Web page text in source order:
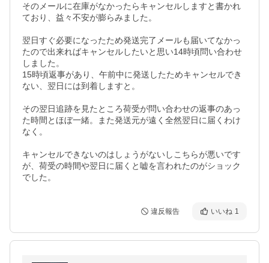
そのメールに在庫がなかったらキャンセルしますと書かれ
ており、益々不安が膨らみました。
翌日すぐ必要になったため発送完了メールも届いてなかっ
たので出来ればキャンセルしたいと思い14時頃問い合わせ
しました。
15時頃返事があり、午前中に発送したためキャンセルでき
ない、翌日には到着しますと。
その翌日追跡を見たところ荷受が問い合わせの返事のあっ
た時間とほぼ一緒。また発送元が遠く全然翌日に届くわけ
なく。
キャンセルできないのはしょうがないしこちらが悪いです
が、荷受の時間や翌日に届くと嘘を言われたのがショック
違反報告 いいね 1